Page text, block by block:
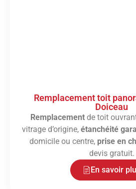
Remplacement toit
Doiceau
Remplacementde toit
vitrage d’origine, étanchéité
domicile ou centre, prise en
devis gratuit.
En savoir